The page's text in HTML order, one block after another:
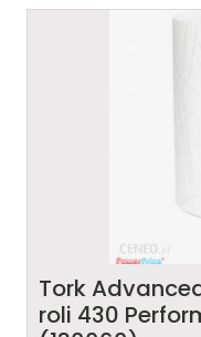
Tork
roli 430